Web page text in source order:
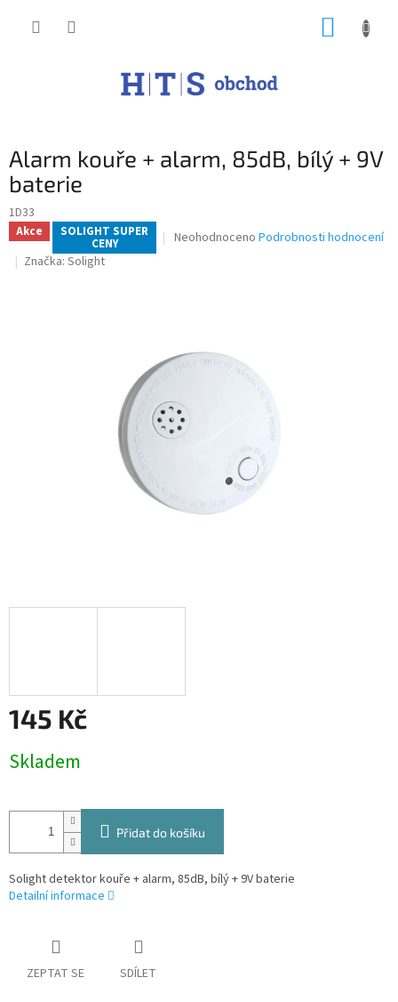
Alarm kouře + alarm, 85dB, bílý + 9V
baterie
1D33
Akce SOLIGHT SUPER
CENY
Průměrné
hvězdiček.
Neohodnoceno Podrobnosti hodnocení
Značka: Solight
145 Kč
cena:
Skladem
Přidat do košíku
Solight detektor kouře + alarm, 85dB, bílý + 9V baterie
Detailní informace
ZEPTAT SE SDÍLET